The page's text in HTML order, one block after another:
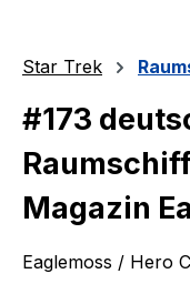
Star Trek
#173
Magazin
Eaglemoss / Hero